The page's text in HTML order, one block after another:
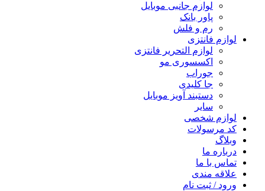
لوازم جانبی موبایل
پاور بانک
رم و فلش
فانتزی
لوازم التحریر فانتزی
اکسسوری مو
جوراب
جا کلیدی
دستبند آویز موبایل
شخصی
مرسولات
ما
با ما
مندی
/ ثبت نام